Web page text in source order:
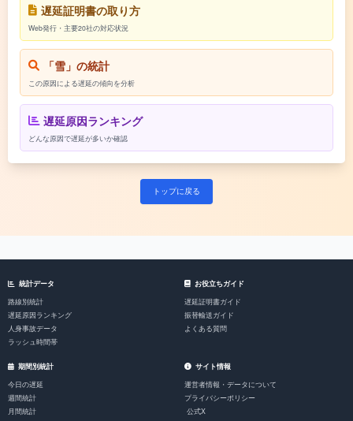
遅延証明書の取り方
Web発行・主要20社の対応状況
「雪」の統計
この原因による遅延の傾向を分析
遅延原因ランキング
どんな原因で遅延が多いか確認
トップに戻る
統計データ
路線別統計
遅延原因ランキング
人身事故データ
ラッシュ時間帯
お役立ちガイド
遅延証明書ガイド
振替輸送ガイド
よくある質問
期間別統計
今日の遅延
週間統計
月間統計
サイト情報
運営者情報・データについて
プライバシーポリシー
公式X